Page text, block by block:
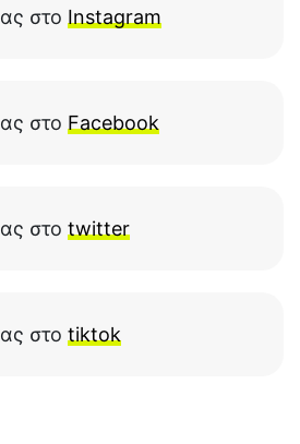
στο Instagram
στο Facebook
στο twitter
στο tiktok